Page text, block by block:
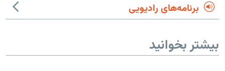
برنامه‌های رادیویی
بیشتر بخوانید